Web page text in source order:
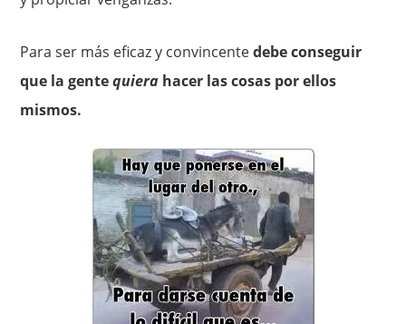
Para ser más eficaz y convincentedebe conseguir
que la gentequiera hacer las cosas por ellos
mismos.